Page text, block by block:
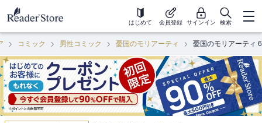
はじめて 会員登録 サインイン 検索
コミック 男性コミック 憂国のモリアーティ 憂国のモリアーティ 6